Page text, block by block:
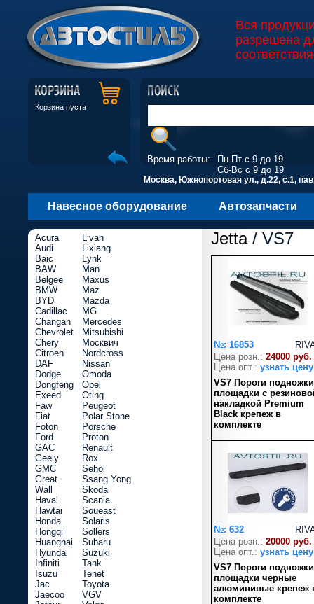
Вся
разрешена
Корзина пуста
Время работы:
Пн-Пт с 9 до 19
Сб-Вс с 9 до 19
Москва, Южнопортовая ул., д.22, с.1,
Навесное оборудование Автозапчасти
Jetta/ VS7
№: 16853
Цена розн.: 24000 руб.
Цена опт.: узнать цену
VS7 Пороги подножки
площадки с
накладкой Premium
Black крепеж в
комплекте
№: 632
Цена розн.: 20000 руб.
Цена опт.: узнать цену
VS7 Пороги подножки
площадки черные
алюминивые крепеж
комплекте
Acura
Audi
Baic
BAW
Belgee
BMW
BYD
Cadillac
Changan
Chevrolet
Chery
Citroen
DAF
Dodge
Dongfeng
Exeed
Faw
Fiat
Foton
Ford
GAC
Geely
GMC
Great
Wall
Haval
Hawtai
Honda
Hongqi
Huanghai
Hyundai
Infiniti
Isuzu
Jac
Jaecoo
Livan
Lixiang
Lynk
Man
Maxus
Maz
Mazda
MG
Mercedes
Mitsubishi
Москвич
Nordcross
Nissan
Omoda
Opel
Oting
Peugeot
Polar Stone
Porsche
Proton
Renault
Rox
Sehol
Ssang Yong
Skoda
Scania
Soueast
Solaris
Sollers
Subaru
Suzuki
Tank
Tenet
Toyota
VGV